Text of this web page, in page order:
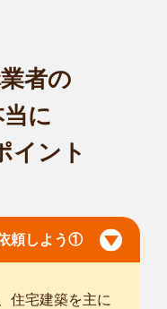
者の
に
イント
頼しよう①
住宅建築を主に